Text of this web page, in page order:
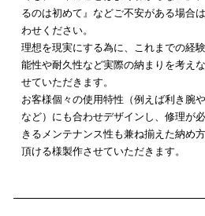
るのは初めて』などご不安がある場合
わせください。
理想を現実にする為に、これまでの経
能性や耐久性など実際の納まりを考え
せていただきます。
お客様個々の使用特性（例えば利き腕
など）にも合わせデザインし、修理が
きるメンテナンス性も兼ね揃えた納め
頂ける様製作させていただきます。